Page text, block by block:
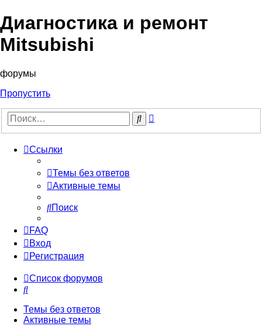
Диагностика и ремонт
Mitsubishi
форумы
Пропустить
Поиск
Ссылки
Темы без ответов
Активные темы
Поиск
FAQ
Вход
Регистрация
Список форумов
Поиск
Темы без ответов
Активные темы